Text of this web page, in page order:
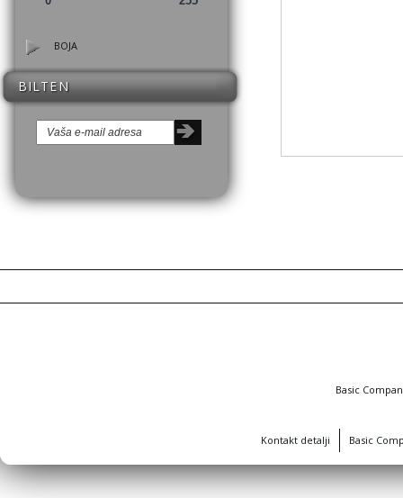
BOJA
BILTEN
Basic
Kontakt detalji Basic